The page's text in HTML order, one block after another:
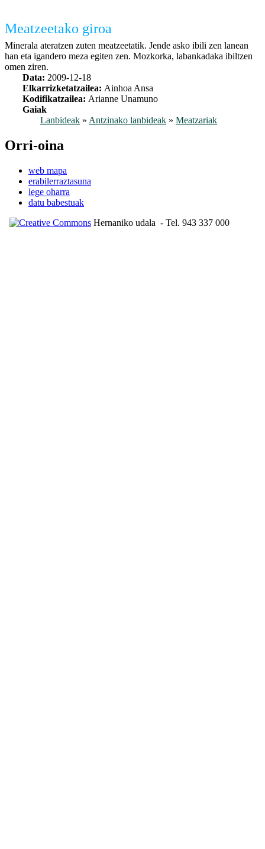
Meatzeetako giroa
Minerala ateratzen zuten meatzeetatik. Jende asko ibili zen lanean
han eta igandero meza egiten zen. Mozkorka, labankadaka ibiltzen
omen ziren.
Data: 2009-12-18
Elkarrizketatzailea: Ainhoa Ansa
Kodifikatzailea: Arianne Unamuno
Gaiak
Lanbideak » Antzinako lanbideak » Meatzariak
Orri-oina
web mapa
erabilerraztasuna
lege oharra
datu babestuak
Hernaniko udala - Tel. 943 337 000